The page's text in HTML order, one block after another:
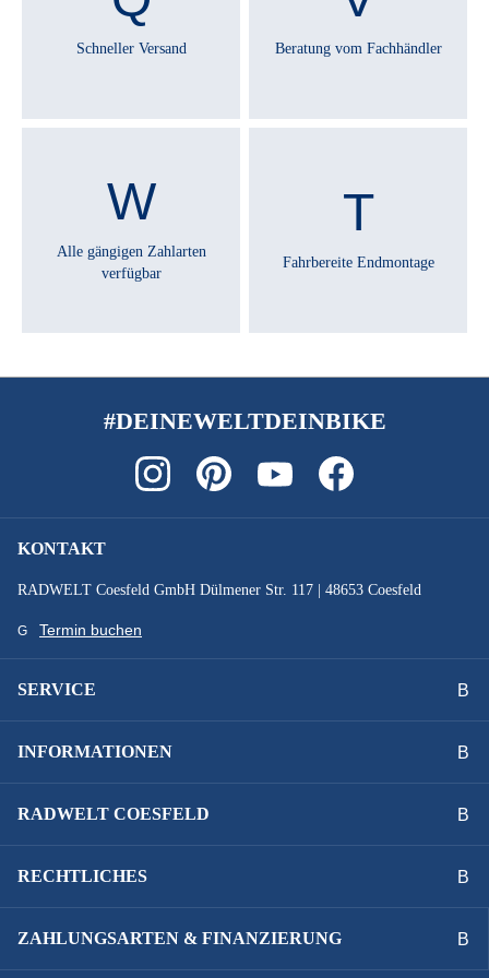
Comodoro XL
SATTELSTÜTZE :
SCHALTHEBEL :
SCHALTUNGSTYP :
Nabenschaltung
SCHALTWERK :
Schneller Versand Beratung vom Fachhändler
Alle gängigen Zahlarten
verfügbar
Fahrbereite Endmontage
#DEINEWELTDEINBIKE
KONTAKT
RADWELT Coesfeld GmbH Dülmener Str. 117 | 48653 Coesfeld
Termin buchen
SERVICE
INFORMATIONEN
RADWELT COESFELD
RECHTLICHES
ZAHLUNGSARTEN & FINANZIERUNG